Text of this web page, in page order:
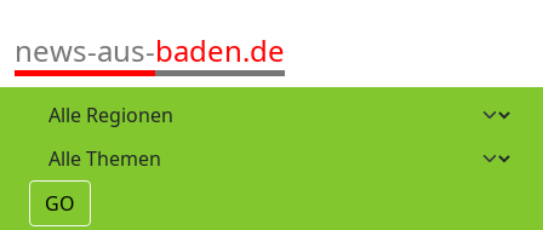
news-aus-baden.de
GO